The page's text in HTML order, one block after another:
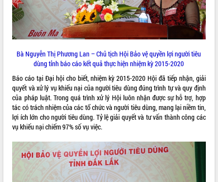
VIDEO
Loading the player...
Lễ truy tặng danh hiệu “Bà Mẹ Việt
Nam Anh hùng” và trao Huân chương
Lao động
UBND tỉnh Đắk Lắk triển khai nhiệm
vụ 6 tháng cuối năm 2026
Kỳ họp thứ Hai, Hội đồng nhân dân
tỉnh khóa XI quyết nghị nhiều nội dung
quan trọng
Bí thư Tỉnh ủy Lương Nguyễn Minh
Triết thăm, tặng quà người có công với
cách mạng
Rà soát, hoàn thiện hệ thống thiết chế
văn hóa, thể thao đáp ứng yêu cầu
ALBUM ẢNH
Bà Nguyễn Thị Phương Lan – Chủ tịch Hội Bảo vệ quyền lợi người tiêu
dùng tỉnh báo cáo kết quả thực hiện nhiệm kỳ 2015-2020
Báo cáo tại Đại hội cho biết, nhiệm kỳ 2015-2020 Hội đã tiếp nhận, giải
quyết và xử lý vụ khiếu nại của người tiêu dùng đúng trình tự và quy định
của pháp luật. Trong quá trình xử lý Hội luôn nhận được sự hỗ trợ, hợp
tác có trách nhiệm của các tổ chức và người tiêu dùng, mang lại niềm tin,
lợi ích lớn cho người tiêu dùng. Tỷ lệ giải quyết và tư vấn thành công các
vụ khiếu nại chiếm 97% số vụ việc.